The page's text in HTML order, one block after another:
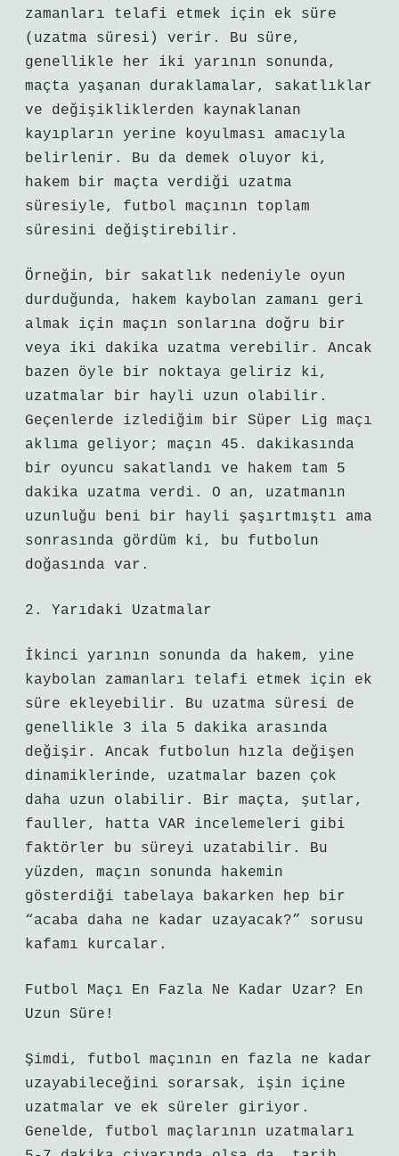
zamanları telafi etmek için ek süre
(uzatma süresi) verir. Bu süre,
genellikle her iki yarının sonunda,
maçta yaşanan duraklamalar, sakatlıklar
ve değişikliklerden kaynaklanan
kayıpların yerine koyulması amacıyla
belirlenir. Bu da demek oluyor ki,
hakem bir maçta verdiği uzatma
süresiyle, futbol maçının toplam
süresini değiştirebilir.
Örneğin, bir sakatlık nedeniyle oyun
durduğunda, hakem kaybolan zamanı geri
almak için maçın sonlarına doğru bir
veya iki dakika uzatma verebilir. Ancak
bazen öyle bir noktaya geliriz ki,
uzatmalar bir hayli uzun olabilir.
Geçenlerde izlediğim bir Süper Lig maçı
aklıma geliyor; maçın 45. dakikasında
bir oyuncu sakatlandı ve hakem tam 5
dakika uzatma verdi. O an, uzatmanın
uzunluğu beni bir hayli şaşırtmıştı ama
sonrasında gördüm ki, bu futbolun
doğasında var.
2. Yarıdaki Uzatmalar
İkinci yarının sonunda da hakem, yine
kaybolan zamanları telafi etmek için ek
süre ekleyebilir. Bu uzatma süresi de
genellikle 3 ila 5 dakika arasında
değişir. Ancak futbolun hızla değişen
dinamiklerinde, uzatmalar bazen çok
daha uzun olabilir. Bir maçta, şutlar,
fauller, hatta VAR incelemeleri gibi
faktörler bu süreyi uzatabilir. Bu
yüzden, maçın sonunda hakemin
gösterdiği tabelaya bakarken hep bir
“acaba daha ne kadar uzayacak?” sorusu
kafamı kurcalar.
Futbol Maçı En Fazla Ne Kadar Uzar? En
Uzun Süre!
Şimdi, futbol maçının en fazla ne kadar
uzayabileceğini sorarsak, işin içine
uzatmalar ve ek süreler giriyor.
Genelde, futbol maçlarının uzatmaları